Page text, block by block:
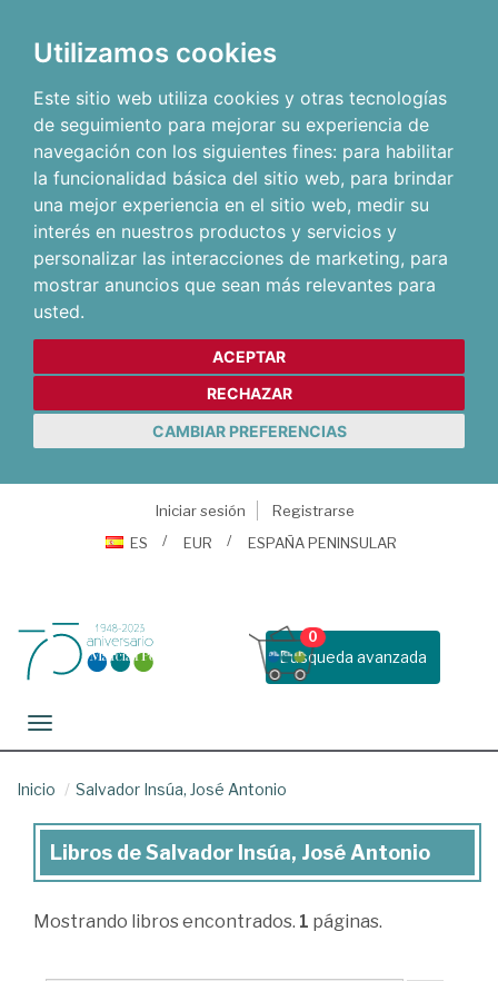
Utilizamos cookies
Este sitio web utiliza cookies y otras tecnologías
de seguimiento para mejorar su experiencia de
navegación con los siguientes fines: para habilitar
la funcionalidad básica del sitio web, para brindar
una mejor experiencia en el sitio web, medir su
interés en nuestros productos y servicios y
personalizar las interacciones de marketing, para
mostrar anuncios que sean más relevantes para
usted.
ACEPTAR
RECHAZAR
CAMBIAR PREFERENCIAS
Iniciar sesión
Registrarse
ES
EUR ESPAÑA PENINSULAR
Busqueda avanzada
0
Toggle navigation
Inicio Salvador Insúa, José Antonio
Libros
Salvador
Libros de Salvador Insúa, José Antonio
Mostrando libros encontrados. 1 páginas.